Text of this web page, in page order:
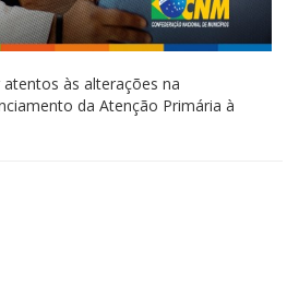
às alterações na
da Atenção Primária à